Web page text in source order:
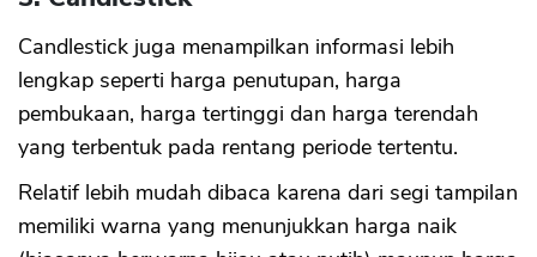
Candlestick juga menampilkan informasi lebih
lengkap seperti harga penutupan, harga
pembukaan, harga tertinggi dan harga terendah
yang terbentuk pada rentang periode tertentu.
Relatif lebih mudah dibaca karena dari segi tampilan
memiliki warna yang menunjukkan harga naik